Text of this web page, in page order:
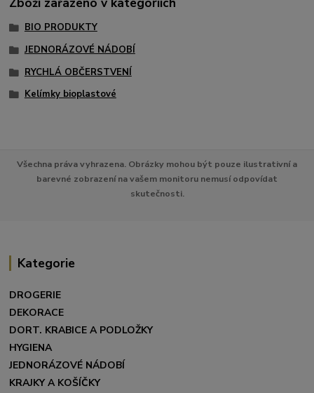
BIO PRODUKTY
JEDNORÁZOVÉ NÁDOBÍ
RYCHLÁ OBČERSTVENÍ
Kelímky bioplastové
Všechna práva vyhrazena. Obrázky mohou být pouze ilustrativní a
barevné zobrazení na vašem monitoru nemusí odpovídat
skutečnosti.
Kategorie
DROGERIE
DEKORACE
DORT. KRABICE A PODLOŽKY
HYGIENA
JEDNORÁZOVÉ NÁDOBÍ
KRAJKY A KOŠÍČKY